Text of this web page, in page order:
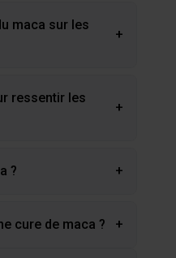
maca sur les
+
ressentir les
+
? +
cure de maca ? +